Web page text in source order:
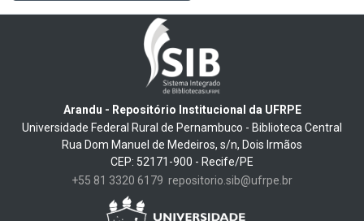
Arandu - Repositório Institucional da UFRPE
Universidade Federal Rural de Pernambuco - Biblioteca Central
Rua Dom Manuel de Medeiros, s/n, Dois Irmãos
CEP: 52171-900 - Recife/PE
+55 81 3320 6179 repositorio.sib@ufrpe.br